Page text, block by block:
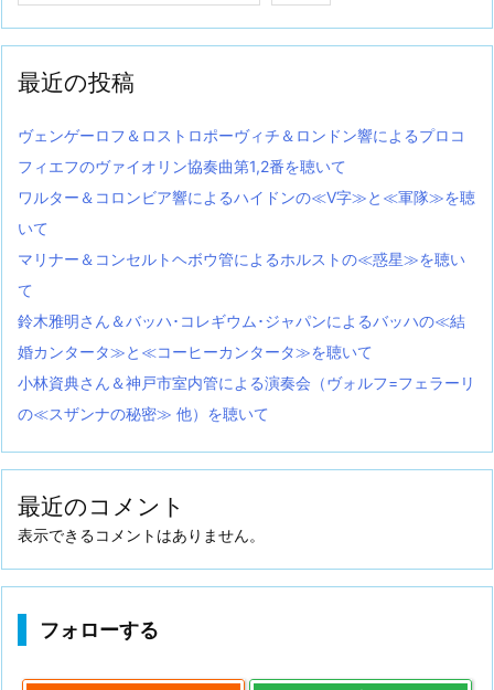
最近の投稿
ヴェンゲーロフ＆ロストロポーヴィチ＆ロンドン響によるプロコ
フィエフのヴァイオリン協奏曲第1,2番を聴いて
ワルター＆コロンビア響によるハイドンの≪V字≫と≪軍隊≫を聴
いて
マリナー＆コンセルトヘボウ管によるホルストの≪惑星≫を聴い
て
鈴木雅明さん＆バッハ･コレギウム･ジャパンによるバッハの≪結
婚カンタータ≫と≪コーヒーカンタータ≫を聴いて
小林資典さん＆神戸市室内管による演奏会（ヴォルフ=フェラーリ
の≪スザンナの秘密≫ 他）を聴いて
最近のコメント
表示できるコメントはありません。
フォローする